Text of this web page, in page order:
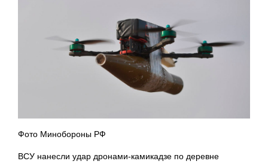
Фото Минобороны РФ
ВСУ нанесли удар дронами-камикадзе по деревне